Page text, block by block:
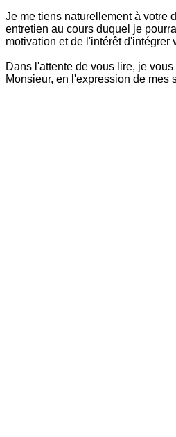
Je me tiens naturellement à votre
entretien au cours duquel je
motivation et de l'intérêt d'intégrer
Dans l'attente de vous lire, je
Monsieur, en l'expression de mes